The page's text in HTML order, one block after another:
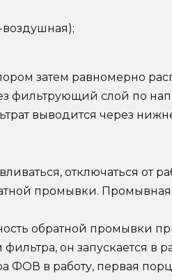
затем равномерно
фильтрующий слой по
выводится через
отключаться от
промывки. Промывная
обратной промывки
он запускается в
ФОВ в работу, первая